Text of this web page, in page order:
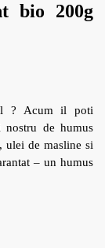
bio 200g
? Acum il poti
nostru de humus
ulei de masline si
– un humus